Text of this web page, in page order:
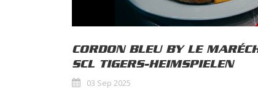
CORDON BLEU BY LE
SCL TIGERS-HEIMSPIELEN
03 Sep 2025